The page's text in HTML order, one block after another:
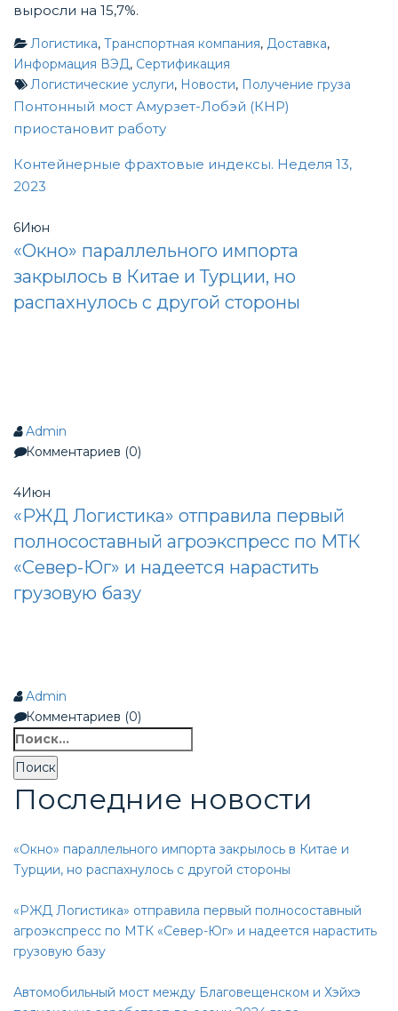
выросли на 15,7%.
Логистика, Транспортная компания, Доставка,
Информация ВЭД, Сертификация
Логистические услуги, Новости, Получение груза
Post
navigation
Понтонный мост Амурзет-Лобэй (КНР)
приостановит работу
Контейнерные фрахтовые индексы. Неделя 13,
2023
6Июн
«Окно» параллельного импорта
закрылось в Китае и Турции, но
распахнулось с другой стороны
Admin
Комментариев (0)
4Июн
«РЖД Логистика» отправила первый
полносоставный агроэкспресс по МТК
«Север-Юг» и надеется нарастить
грузовую базу
Admin
Комментариев (0)
Найти:
Последние новости
«Окно» параллельного импорта закрылось в Китае и
Турции, но распахнулось с другой стороны
«РЖД Логистика» отправила первый полносоставный
агроэкспресс по МТК «Север-Юг» и надеется нарастить
грузовую базу
Автомобильный мост между Благовещенском и Хэйхэ